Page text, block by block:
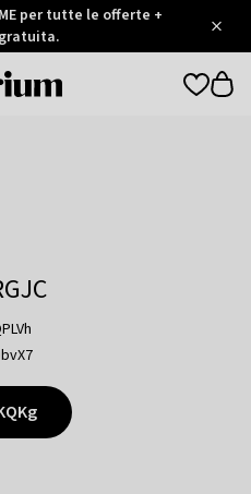
per tutte le offerte +
Otrium